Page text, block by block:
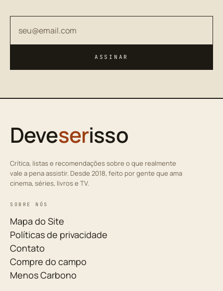
ASSINAR
Deveserisso
Crítica, listas e recomendações sobre o que realmente
vale a pena assistir. Desde 2018, feito por gente que ama
cinema, séries, livros e TV.
SOBRE NÓS
Mapa do Site
Políticas de privacidade
Contato
Compre do campo
Menos Carbono